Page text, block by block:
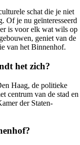
schat die je niet
Of je nu geïnteresseerd
is voor elk wat wils op
geniet van de
van het Binnenhof.
het zich?
Haag, de politieke
centrum van de stad en
der Staten-